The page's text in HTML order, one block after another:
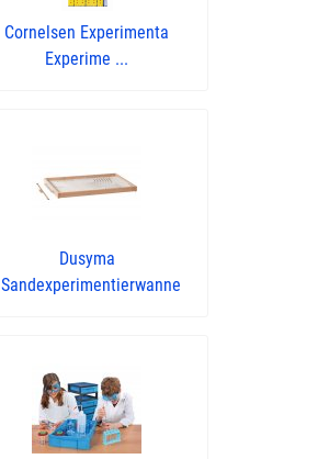
Cornelsen Experimenta
Experime ...
Dusyma
Sandexperimentierwanne